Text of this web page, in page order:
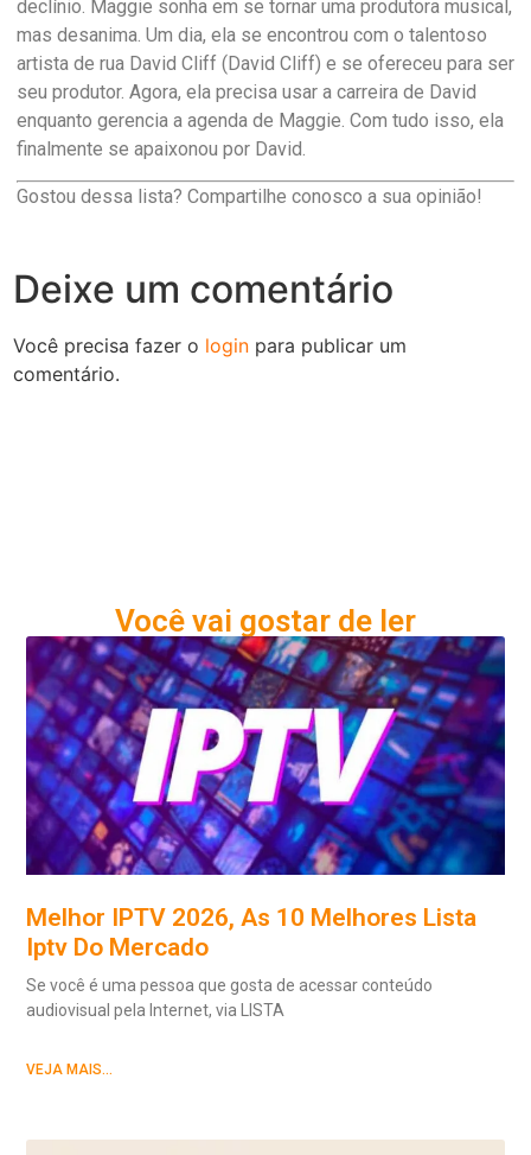
declínio. Maggie sonha em se tornar uma produtora musical,
mas desanima. Um dia, ela se encontrou com o talentoso
artista de rua David Cliff (David Cliff) e se ofereceu para ser
seu produtor. Agora, ela precisa usar a carreira de David
enquanto gerencia a agenda de Maggie. Com tudo isso, ela
finalmente se apaixonou por David.
Gostou dessa lista? Compartilhe conosco a sua opinião!
Deixe um comentário
Você precisa fazer o login para publicar um
comentário.
Você vai gostar de ler
Melhor IPTV 2026, As 10 Melhores Lista
Iptv Do Mercado
Se você é uma pessoa que gosta de acessar conteúdo
audiovisual pela Internet, via LISTA
VEJA MAIS...